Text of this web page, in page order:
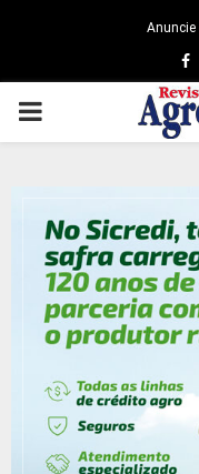
Anuncie
PRIMARY